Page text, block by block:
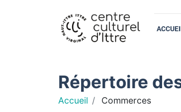
Répertoire
Accueil Commerces